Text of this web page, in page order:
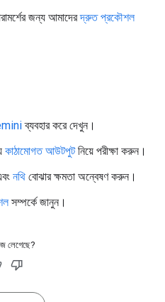
জন্য আমাদেরদ্রুত প্রকৌশল
ব্যবহার করে দেখুন।
কাঠামোগত আউটপুটনিয়ে পরীক্ষা করুন।
নথি বোঝার ক্ষমতা অন্বেষণ করুন।
সম্পর্কে জানুন।
লেগেছে?